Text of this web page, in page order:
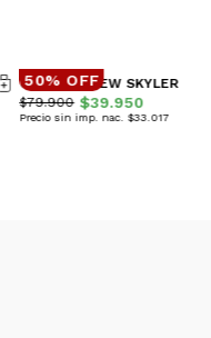
50% OFF
CAMPERA NEW SKYLER
$79.900 $39.950
Precio sin imp. nac. $33.017